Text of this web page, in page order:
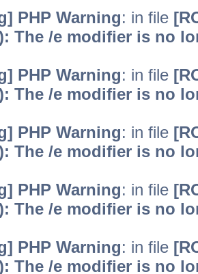
PHP Warning: in file
The /e modifier is no
PHP Warning: in file
The /e modifier is no
PHP Warning: in file
The /e modifier is no
PHP Warning: in file
The /e modifier is no
PHP Warning: in file
The /e modifier is no